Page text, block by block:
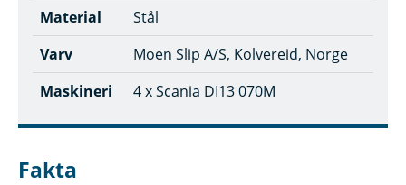
Material
Stål
Varv
Moen Slip A/S, Kolvereid, Norge
Maskineri
4 x Scania DI13 070M
Fakta